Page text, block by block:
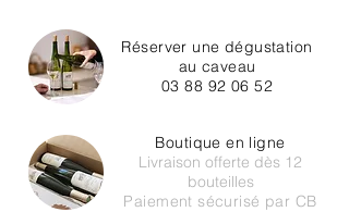
Réserver une dégustation
au caveau
03 88 92 06 52
Boutique en ligne
Livraison offerte dès 12
bouteilles
Paiement sécurisé par CB